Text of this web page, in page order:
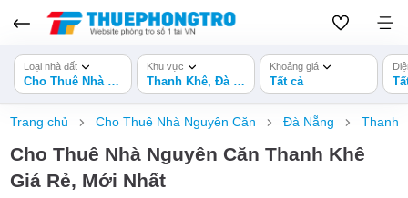
Loại nhà đất
Cho Thuê Nhà Nguyên Căn
Khu vực
Thanh Khê, Đà Nẵng
Khoảng giá
Tất cả
Trang chủ Cho Thuê Nhà Nguyên Căn Đà Nẵng Thanh
Cho Thuê Nhà Nguyên Căn Thanh Khê
Giá Rẻ, Mới Nhất